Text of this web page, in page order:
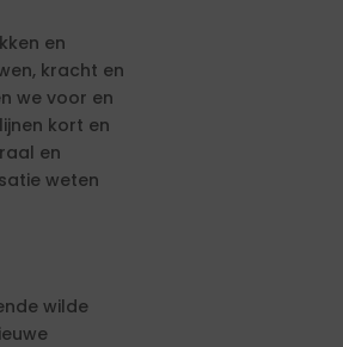
en
kracht en
we voor en
kort en
en
weten
wilde